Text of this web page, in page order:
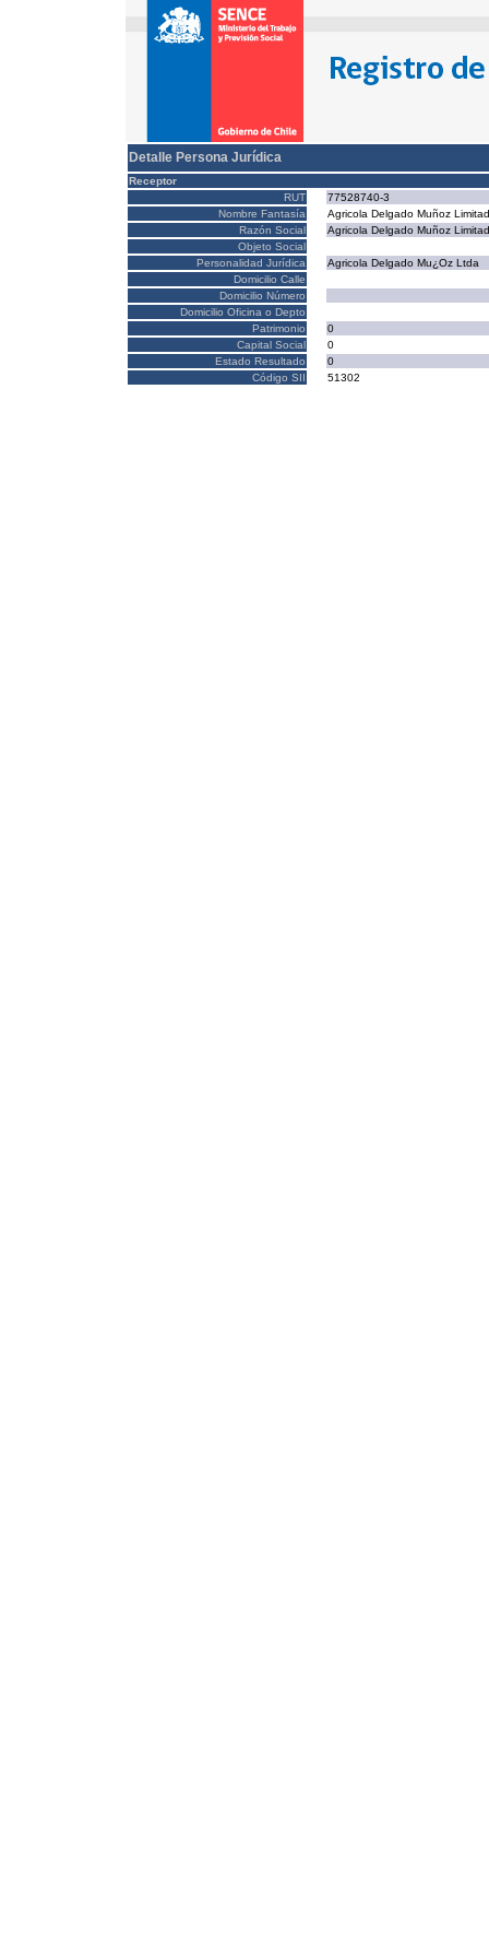
Detalle Persona Jurídica
Receptor
RUT
77528740-3
Nombre Fantasía
Agricola Delgado Muñoz
Razón Social
Agricola Delgado Muñoz
Objeto Social
Personalidad Jurídica
Agricola Delgado Mu¿Oz Ltda
Domicilio Calle
Domicilio Número
Domicilio Oficina o Depto
Patrimonio
0
Capital Social
0
Estado Resultado
0
Código SII
51302